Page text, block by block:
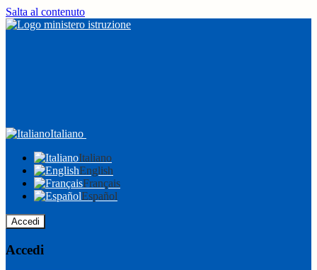
Salta al contenuto
Italiano
Italiano
English
Français
Español
Accedi
Accedi